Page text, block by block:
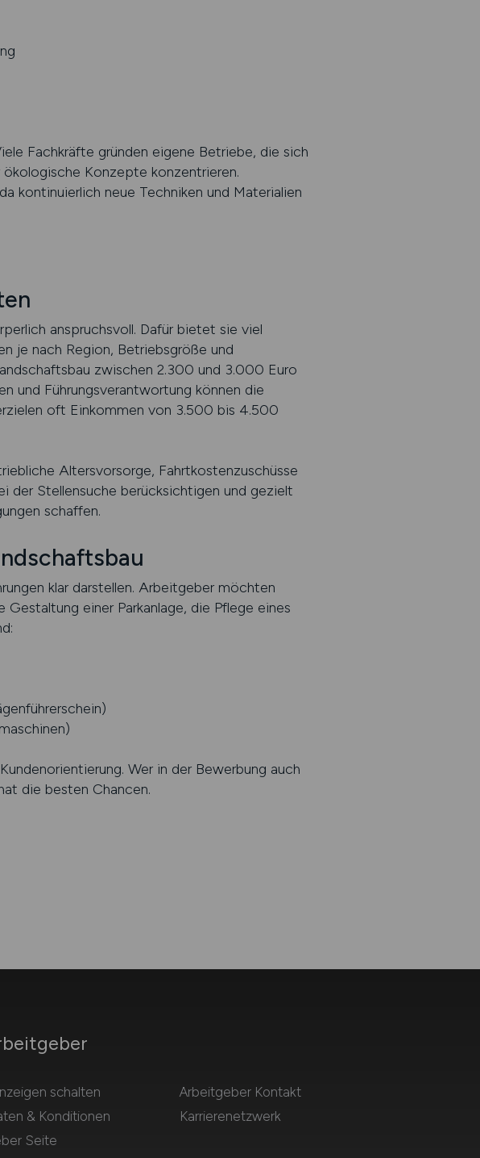
Fachkräfte gründen eigene Betriebe, die sich
Konzepte konzentrieren.
kontinuierlich neue Techniken und Materialien
anspruchsvoll. Dafür bietet sie viel
je nach Region, Betriebsgröße und
zwischen 2.300 und 3.000 Euro
und Führungsverantwortung können die
oft Einkommen von 3.500 bis 4.500
Altersvorsorge, Fahrtkostenzuschüsse
Stellensuche berücksichtigen und gezielt
schaffen.
klar darstellen. Arbeitgeber möchten
einer Parkanlage, die Pflege eines
Wer in der Bewerbung auch
die besten Chancen.
schalten
& Konditionen
Seite
Arbeitgeber Kontakt
Karrierenetzwerk